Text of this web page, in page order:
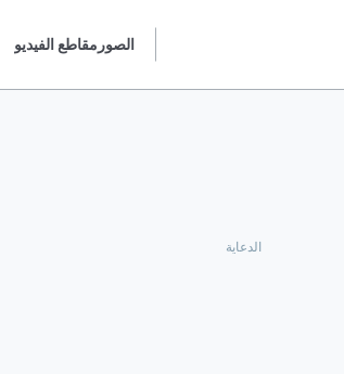
الصور مقاطع الفيديو